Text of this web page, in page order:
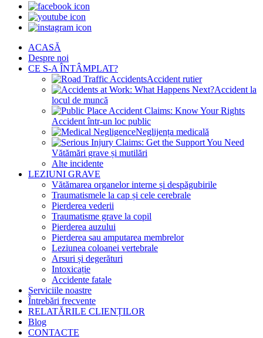
ACASĂ
Despre noi
CE S-A ÎNTÂMPLAT?
Accident rutier
Accident la
locul de muncă
Accident într-un loc public
Neglijența medicală
Vătămări grave și mutilări
Alte incidente
LEZIUNI GRAVE
Vătămarea organelor interne și despăgubirile
Traumatismele la cap și cele cerebrale
Pierderea vederii
Traumatisme grave la copil
Pierderea auzului
Pierderea sau amputarea membrelor
Leziunea coloanei vertebrale
Arsuri și degerături
Intoxicație
Accidente fatale
Serviciile noastre
Întrebări frecvente
RELATĂRILE CLIENȚILOR
Blog
CONTACTE